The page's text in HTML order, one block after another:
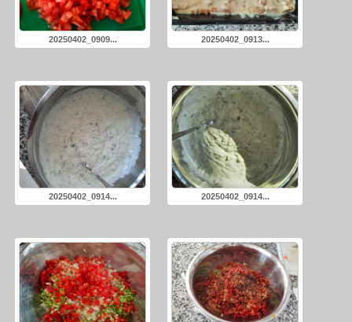
20250402_0909... 20250402_0913...
20250402_0914... 20250402_0914...